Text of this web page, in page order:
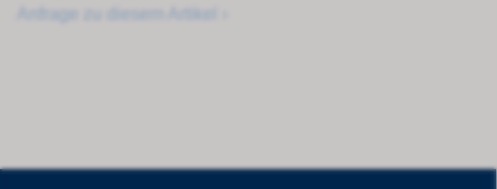
Anfrage zu diesem Artikel ›